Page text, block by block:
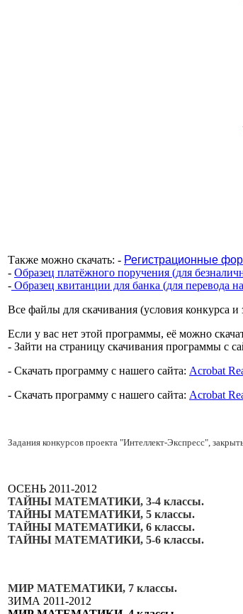
Также можно скачать: - Регистрационные
- Образец платёжного поручения (для
- Образец квитанции для банка (для перевода
Все файлы для скачивания (условия конкурса
Если у вас нет этой программы, её можно
- Зайти на страницу скачивания программы с
- Скачать программу с нашего сайта: Acrobat
- Скачать программу с нашего сайта: Acrobat
Задания конкурсов проекта "Интеллект-Экспресс",
ОСЕНЬ 2011-2012
ТАЙНЫ МАТЕМАТИКИ, 3-4 классы.
ТАЙНЫ МАТЕМАТИКИ, 5 классы.
ТАЙНЫ МАТЕМАТИКИ, 6 классы.
ТАЙНЫ МАТЕМАТИКИ, 5-6 классы.
МИР МАТЕМАТИКИ, 7 классы.
ЗИМА 2011-2012